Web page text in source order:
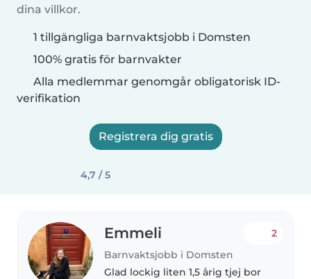
dina villkor.
1 tillgängliga barnvaktsjobb i Domsten
100% gratis för barnvakter
Alla medlemmar genomgår obligatorisk ID-
verifikation
Registrera dig gratis
4,7 / 5
Emmeli
Barnvaktsjobb i Domsten
2
Glad lockig liten 1,5 årig tjej bor